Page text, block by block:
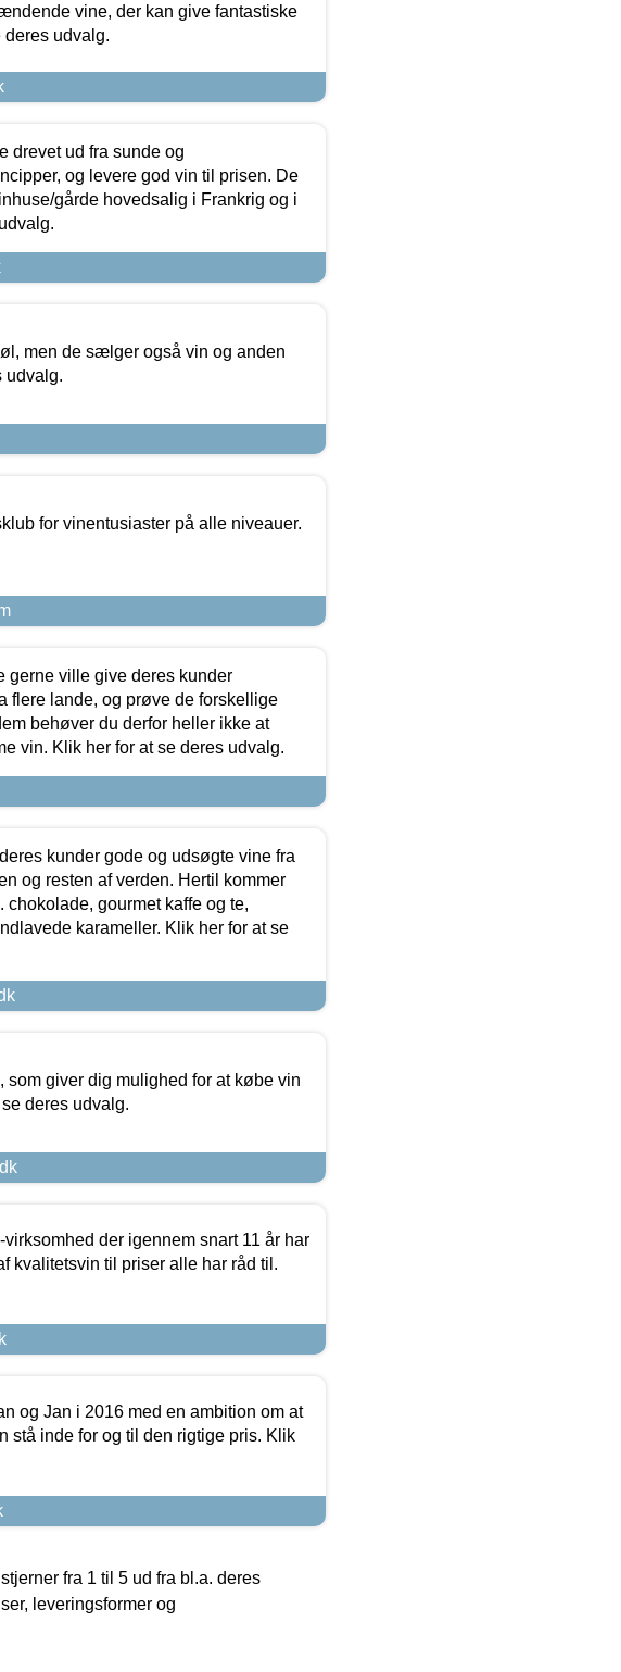
vine, der kan give fantastiske
deres udvalg.
drevet ud fra sunde og
og levere god vin til prisen. De
gårde hovedsalig i Frankrig og i
men de sælger også vin og anden
udvalg.
for vinentusiaster på alle niveauer.
gerne ville give deres kunder
flere lande, og prøve de forskellige
behøver du derfor heller ikke at
vin. Klik her for at se deres udvalg.
kunder gode og udsøgte vine fra
og resten af verden. Hertil kommer
gourmet kaffe og te,
karameller. Klik her for at se
giver dig mulighed for at købe vin
deres udvalg.
der igennem snart 11 år har
kvalitetsvin til priser alle har råd til.
og Jan i 2016 med en ambition om at
stå inde for og til den rigtige pris. Klik
fra 1 til 5 ud fra bl.a. deres
leveringsformer og